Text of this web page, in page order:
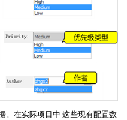
。在实际项目中 这些现有配置数